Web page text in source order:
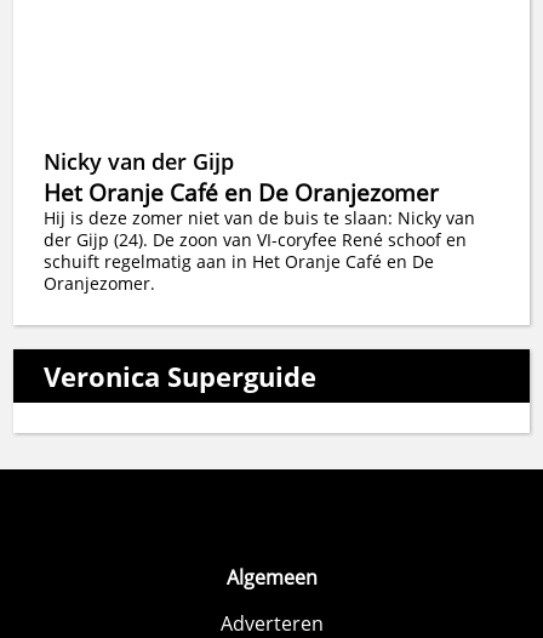
Nicky van der Gijp
Het Oranje Café en De Oranjezomer
Hij is deze zomer niet van de buis te slaan: Nicky van
der Gijp (24). De zoon van VI-coryfee René schoof en
schuift regelmatig aan in Het Oranje Café en De
Oranjezomer.
Veronica Superguide
Algemeen
Adverteren